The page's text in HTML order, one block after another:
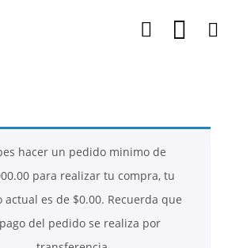
Y
MOSTACILLA?
CURSOS
hacer un pedido minimo de
para realizar tu compra, tu
actual es de $0.00. Recuerda que
del pedido se realiza por